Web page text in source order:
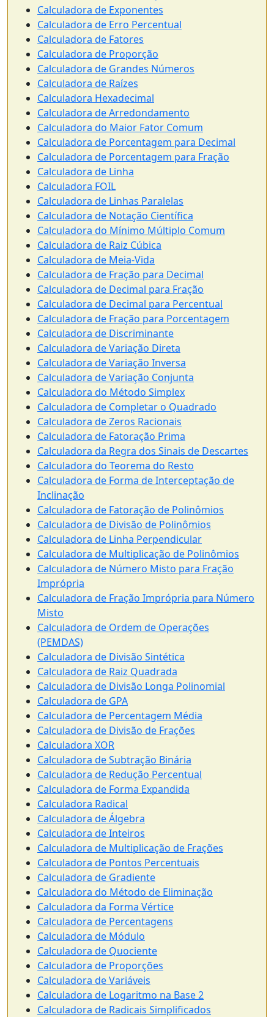
Calculadora de Exponentes
Calculadora de Erro Percentual
Calculadora de Fatores
Calculadora de Proporção
Calculadora de Grandes Números
Calculadora de Raízes
Calculadora Hexadecimal
Calculadora de Arredondamento
Calculadora do Maior Fator Comum
Calculadora de Porcentagem para Decimal
Calculadora de Porcentagem para Fração
Calculadora de Linha
Calculadora FOIL
Calculadora de Linhas Paralelas
Calculadora de Notação Científica
Calculadora do Mínimo Múltiplo Comum
Calculadora de Raiz Cúbica
Calculadora de Meia-Vida
Calculadora de Fração para Decimal
Calculadora de Decimal para Fração
Calculadora de Decimal para Percentual
Calculadora de Fração para Porcentagem
Calculadora de Discriminante
Calculadora de Variação Direta
Calculadora de Variação Inversa
Calculadora de Variação Conjunta
Calculadora do Método Simplex
Calculadora de Completar o Quadrado
Calculadora de Zeros Racionais
Calculadora de Fatoração Prima
Calculadora da Regra dos Sinais de Descartes
Calculadora do Teorema do Resto
Calculadora de Forma de Interceptação de
Inclinação
Calculadora de Fatoração de Polinômios
Calculadora de Divisão de Polinômios
Calculadora de Linha Perpendicular
Calculadora de Multiplicação de Polinômios
Calculadora de Número Misto para Fração
Imprópria
Calculadora de Fração Imprópria para Número
Misto
Calculadora de Ordem de Operações
(PEMDAS)
Calculadora de Divisão Sintética
Calculadora de Raiz Quadrada
Calculadora de Divisão Longa Polinomial
Calculadora de GPA
Calculadora de Percentagem Média
Calculadora de Divisão de Frações
Calculadora XOR
Calculadora de Subtração Binária
Calculadora de Redução Percentual
Calculadora de Forma Expandida
Calculadora Radical
Calculadora de Álgebra
Calculadora de Inteiros
Calculadora de Multiplicação de Frações
Calculadora de Pontos Percentuais
Calculadora de Gradiente
Calculadora do Método de Eliminação
Calculadora da Forma Vértice
Calculadora de Percentagens
Calculadora de Módulo
Calculadora de Quociente
Calculadora de Proporções
Calculadora de Variáveis
Calculadora de Logaritmo na Base 2
Calculadora de Radicais Simplificados